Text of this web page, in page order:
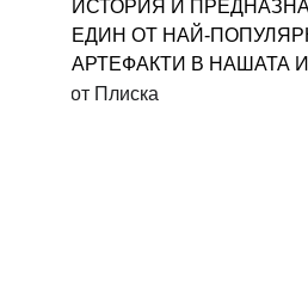
ИСТОРИЯ И
ЕДИН ОТ НАЙ-
АРТЕФАКТИ В НАШАТА